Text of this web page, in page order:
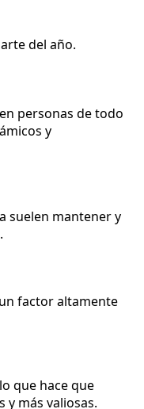
del año.
personas de todo
y
suelen mantener y
factor altamente
que hace que
y más valiosas.